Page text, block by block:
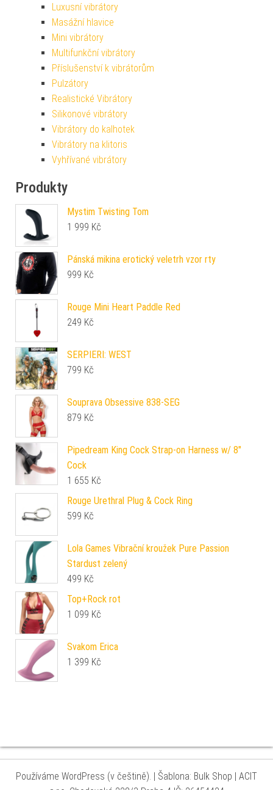
Luxusní vibrátory
Masážní hlavice
Mini vibrátory
Multifunkční vibrátory
Příslušenství k vibrátorům
Pulzátory
Realistické Vibrátory
Silikonové vibrátory
Vibrátory do kalhotek
Vibrátory na klitoris
Vyhřívané vibrátory
Produkty
Mystim Twisting Tom
1 999 Kč
Pánská mikina erotický veletrh vzor rty
999 Kč
Rouge Mini Heart Paddle Red
249 Kč
SERPIERI: WEST
799 Kč
Souprava Obsessive 838-SEG
879 Kč
Pipedream King Cock Strap-on Harness w/ 8"
Cock
1 655 Kč
Rouge Urethral Plug & Cock Ring
599 Kč
Lola Games Vibrační kroužek Pure Passion
Stardust zelený
499 Kč
Top+Rock rot
1 099 Kč
Svakom Erica
1 399 Kč
Používáme WordPress (v češtině). | Šablona: Bulk Shop | ACIT